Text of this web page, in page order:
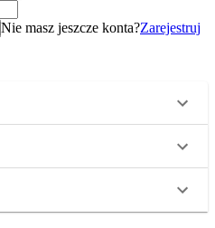
Nie masz jeszcze konta?Zarejestruj